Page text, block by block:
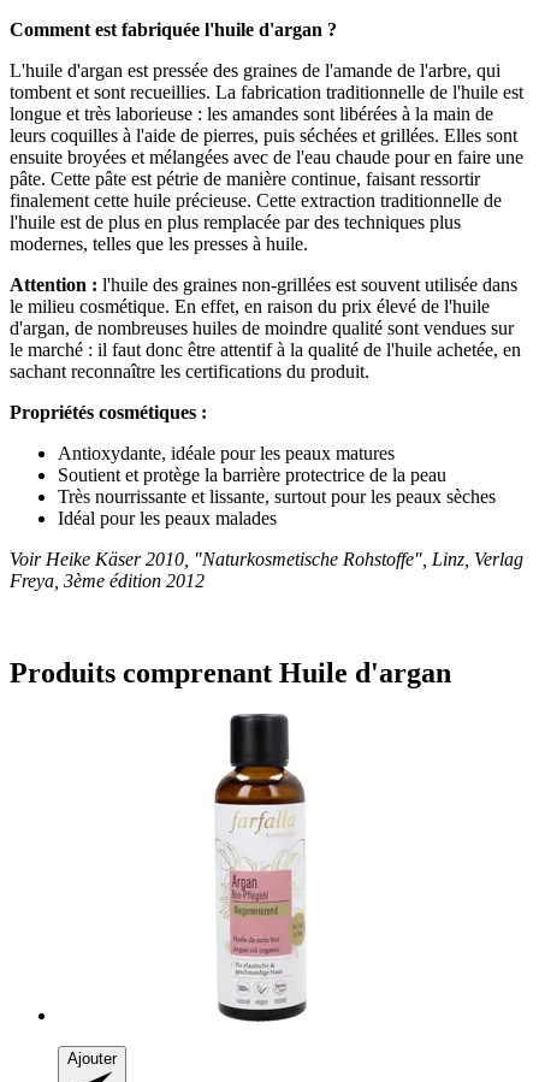
Comment est fabriquée l'huile d'argan ?
L'huile d'argan est pressée des graines de l'amande de l'arbre, qui
tombent et sont recueillies. La fabrication traditionnelle de l'huile est
longue et très laborieuse : les amandes sont libérées à la main de
leurs coquilles à l'aide de pierres, puis séchées et grillées. Elles sont
ensuite broyées et mélangées avec de l'eau chaude pour en faire une
pâte. Cette pâte est pétrie de manière continue, faisant ressortir
finalement cette huile précieuse. Cette extraction traditionnelle de
l'huile est de plus en plus remplacée par des techniques plus
modernes, telles que les presses à huile.
Attention : l'huile des graines non-grillées est souvent utilisée dans
le milieu cosmétique. En effet, en raison du prix élevé de l'huile
d'argan, de nombreuses huiles de moindre qualité sont vendues sur
le marché : il faut donc être attentif à la qualité de l'huile achetée, en
sachant reconnaître les certifications du produit.
Propriétés cosmétiques :
Antioxydante, idéale pour les peaux matures
Soutient et protège la barrière protectrice de la peau
Très nourrissante et lissante, surtout pour les peaux sèches
Idéal pour les peaux malades
Voir Heike Käser 2010, "Naturkosmetische Rohstoffe", Linz, Verlag
Freya, 3ème édition 2012
Produits comprenant Huile d'argan
Ajouter